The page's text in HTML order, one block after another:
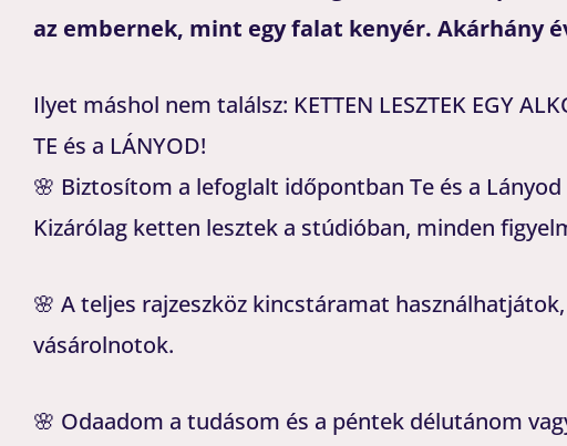
az embernek, mint egy falat kenyér. Akárhány
Ilyet máshol nem találsz: KETTEN LESZTEK EGY
TE és a LÁNYOD!
🌸 Biztosítom a lefoglalt időpontban Te és a
Kizárólag ketten lesztek a stúdióban, minden
🌸 A teljes rajzeszköz kincstáramat
vásárolnotok.
🌸 Odaadom a tudásom és a péntek délutánom